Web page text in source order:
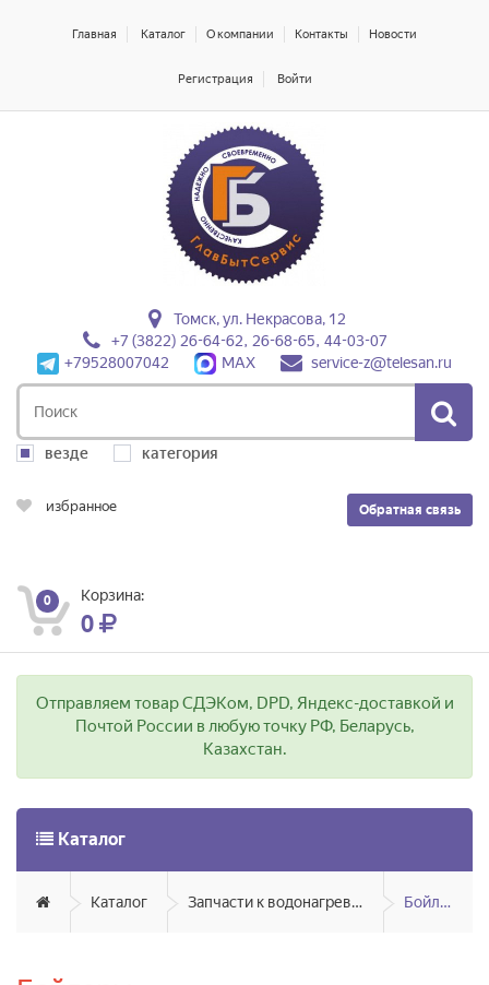
Главная Каталог О компании Контакты Новости
Регистрация Войти
Томск, ул. Некрасова, 12
+7 (3822) 26-64-62, 26-68-65, 44-03-07
+79528007042
MAX service-z@telesan.ru
везде категория
Обратная связь
избранное
0 Корзина:
0
Отправляем товар СДЭКом, DPD, Яндекс-доставкой и
Почтой России в любую точку РФ, Беларусь,
Казахстан.
Каталог
Каталог Запчасти к водонагревателям Бойлеры